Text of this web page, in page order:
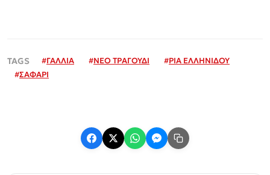
#ΓΑΛΛΙΑ #ΝΕΟ ΤΡΑΓΟΥΔΙ #ΡΙΑ ΕΛΛΗΝΙΔΟΥ
#ΣΑΦΑΡΙ